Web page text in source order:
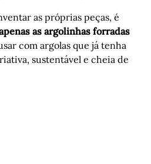
as próprias peças, é
as argolinhas forradas
com argolas que já tenha
sustentável e cheia de